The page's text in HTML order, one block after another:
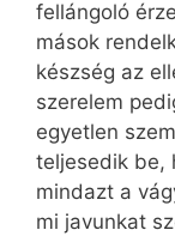
fellángoló
mások
készség az
szerelem
egyetlen
teljesedik be,
mindazt a
mi javunkat